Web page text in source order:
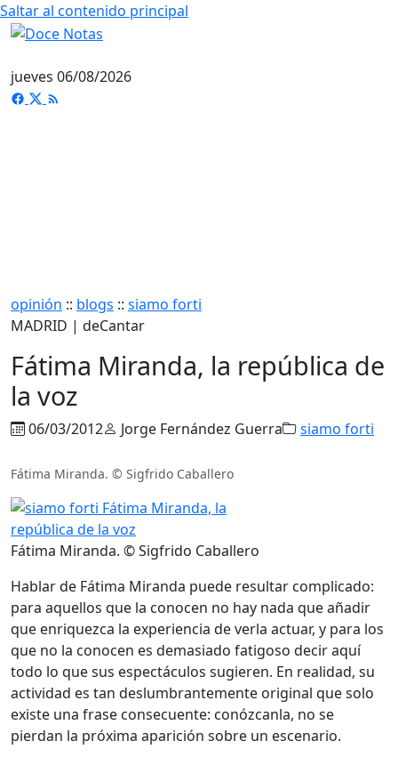
Saltar al contenido principal
jueves 06/08/2026
opinión :: blogs :: siamo forti
MADRID | deCantar
Fátima Miranda, la república de
la voz
06/03/2012 Jorge Fernández Guerra siamo forti
Fátima Miranda. © Sigfrido Caballero
Fátima Miranda. © Sigfrido Caballero
Hablar de Fátima Miranda puede resultar complicado:
para aquellos que la conocen no hay nada que añadir
que enriquezca la experiencia de verla actuar, y para los
que no la conocen es demasiado fatigoso decir aquí
todo lo que sus espectáculos sugieren. En realidad, su
actividad es tan deslumbrantemente original que solo
existe una frase consecuente: conózcanla, no se
pierdan la próxima aparición sobre un escenario.